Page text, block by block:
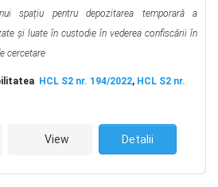
spațiu pentru depozitarea temporară a
și luate în custodie în vederea confiscării în
cercetare
HCL S2 nr. 194/2022, HCL S2 nr.
View Detalii